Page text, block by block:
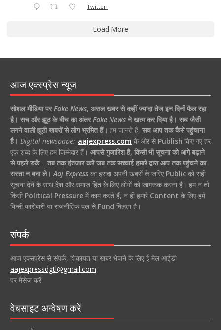
Twitter
Load More
आज एक्स्प्रेस न्यूज
सोशल मीडिया परFake News, असल खबर से कहीं ज्यादा तेज इन दिनों फैल रहा
है। सच और झूठ के बीच का अंतरFake Newsने खत्म कर दिया है। सच जैसी
लगने वाली झूठी खबरों से लोग भ्रमित हैं। हम जानते हैं, सच आप तक कैसे पहुंचाना
है। Digital newspaper aajexpress.com के ओर से Publish किए गए हर
एक शब्द के लिए हम जिम्मेदार हैं। आपसे गुजारिश है, किसी भी सूचना को आगे बढ़ाने
से पहले रुकें… तब तक इंतजार करें जब तक सच्चाई हमारे द्वारा आप तक पहुंचने का
रास्ता न बना ले। Aaj Expressका इरादा अपनी खबरों के जरिए Publicको सही
सूचना देने के साथ देश और समाज हित के लिए लोगों को जागरूक करना है। हम न तो
किसी Political Pressureमें काम करते हैं, न ही हमारे Content के लिए हमें
किसी कारोबारी या राजनीतिक दल से Fund मिलता है।
संपर्क
आज एक्सप्रेस से संपर्क, शिकायत या खबर भेजने के लिए ई मेल आईडी
aajexpressdgtl@gmail.com
पर मैसेज करें
वेबसाइट अन्वेषण करें